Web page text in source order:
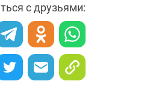
с друзьями: